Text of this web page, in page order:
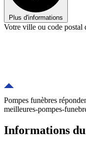
Plus d'informations
Votre ville ou code postal
Pompes funèbres
meilleures-pompes-
Informations